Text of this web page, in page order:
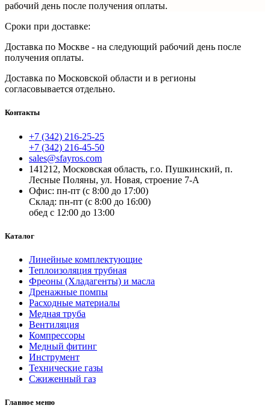
рабочий день после получения оплаты.
Сроки при доставке:
Доставка по Москве - на следующий рабочий день после
получения оплаты.
Доставка по Московской области и в регионы
согласовывается отдельно.
Контакты
+7 (342) 216-25-25
+7 (342) 216-45-50
sales@sfayros.com
141212, Московская область, г.о. Пушкинский, п.
Лесные Поляны, ул. Новая, строение 7-А
Офис: пн-пт (с 8:00 до 17:00)
Склад: пн-пт (с 8:00 до 16:00)
обед с 12:00 до 13:00
Каталог
Линейные комплектующие
Теплоизоляция трубная
Фреоны (Хладагенты) и масла
Дренажные помпы
Расходные материалы
Медная труба
Вентиляция
Компрессоры
Медный фитинг
Инструмент
Технические газы
Сжиженный газ
Главное меню